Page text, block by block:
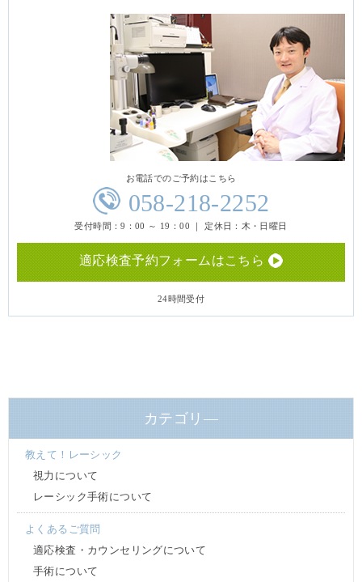
お電話でのご予約はこちら
058-218-2252
受付時間：9：00 ～ 19：00 ｜ 定休日：木・日曜日
適応検査予約フォームはこちら
24時間受付
カテゴリ―
教えて！レーシック
視力について
レーシック手術について
よくあるご質問
適応検査・カウンセリングについて
手術について